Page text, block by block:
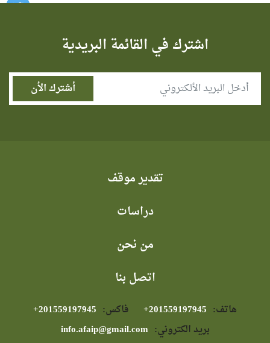
اشترك في القائمة البريدية
تقدير موقف
دراسات
من نحن
اتصل بنا
هاتف: فاكس:
بريد الكتروني: info.afaip@gmail.com